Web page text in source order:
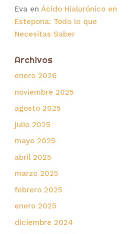
Evaen Ácido Hialurónico en
Estepona: Todo lo que
Necesitas Saber
Archivos
enero 2026
noviembre 2025
agosto 2025
julio 2025
mayo 2025
abril 2025
marzo 2025
febrero 2025
enero 2025
diciembre 2024